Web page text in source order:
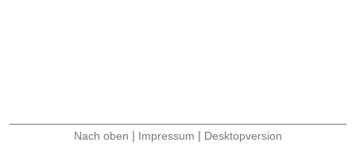
Nach oben | Impressum | Desktopversion